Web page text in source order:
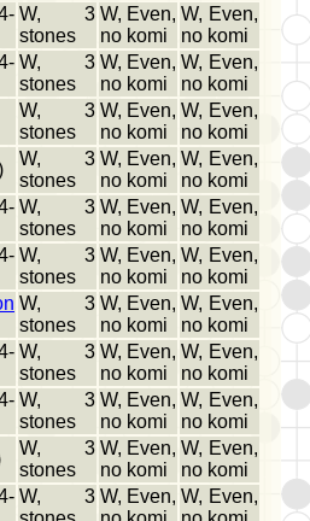
W, 3
stones
W, Even,
no komi
W, Even,
no komi
W, 3
stones
W, Even,
no komi
W, Even,
no komi
W, 3
stones
W, Even,
no komi
W, Even,
no komi
W, 3
stones
W, Even,
no komi
W, Even,
no komi
W, 3
stones
W, Even,
no komi
W, Even,
no komi
W, 3
stones
W, Even,
no komi
W, Even,
no komi
W, 3
stones
W, Even,
no komi
W, Even,
no komi
W, 3
stones
W, Even,
no komi
W, Even,
no komi
W, 3
stones
W, Even,
no komi
W, Even,
no komi
W, 3
stones
W, Even,
no komi
W, Even,
no komi
W, 3 W, Even, W, Even,